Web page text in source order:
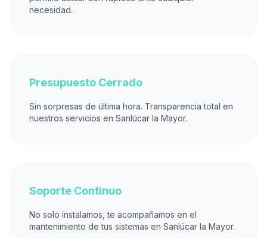
necesidad.
Presupuesto Cerrado
Sin sorpresas de última hora. Transparencia total en
nuestros servicios en Sanlúcar la Mayor.
Soporte Continuo
No solo instalamos, te acompañamos en el
mantenimiento de tus sistemas en Sanlúcar la Mayor.